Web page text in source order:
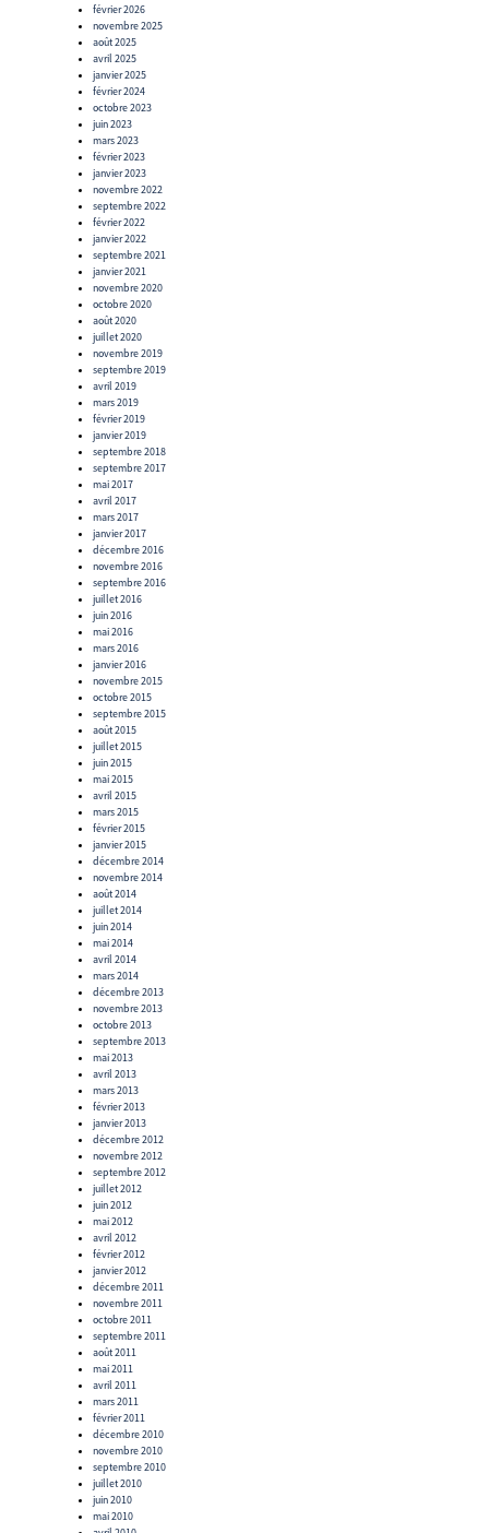
février 2026
novembre 2025
août 2025
avril 2025
janvier 2025
février 2024
octobre 2023
juin 2023
mars 2023
février 2023
janvier 2023
novembre 2022
septembre 2022
février 2022
janvier 2022
septembre 2021
janvier 2021
novembre 2020
octobre 2020
août 2020
juillet 2020
novembre 2019
septembre 2019
avril 2019
mars 2019
février 2019
janvier 2019
septembre 2018
septembre 2017
mai 2017
avril 2017
mars 2017
janvier 2017
décembre 2016
novembre 2016
septembre 2016
juillet 2016
juin 2016
mai 2016
mars 2016
janvier 2016
novembre 2015
octobre 2015
septembre 2015
août 2015
juillet 2015
juin 2015
mai 2015
avril 2015
mars 2015
février 2015
janvier 2015
décembre 2014
novembre 2014
août 2014
juillet 2014
juin 2014
mai 2014
avril 2014
mars 2014
décembre 2013
novembre 2013
octobre 2013
septembre 2013
mai 2013
avril 2013
mars 2013
février 2013
janvier 2013
décembre 2012
novembre 2012
septembre 2012
juillet 2012
juin 2012
mai 2012
avril 2012
février 2012
janvier 2012
décembre 2011
novembre 2011
octobre 2011
septembre 2011
août 2011
mai 2011
avril 2011
mars 2011
février 2011
décembre 2010
novembre 2010
septembre 2010
juillet 2010
juin 2010
mai 2010